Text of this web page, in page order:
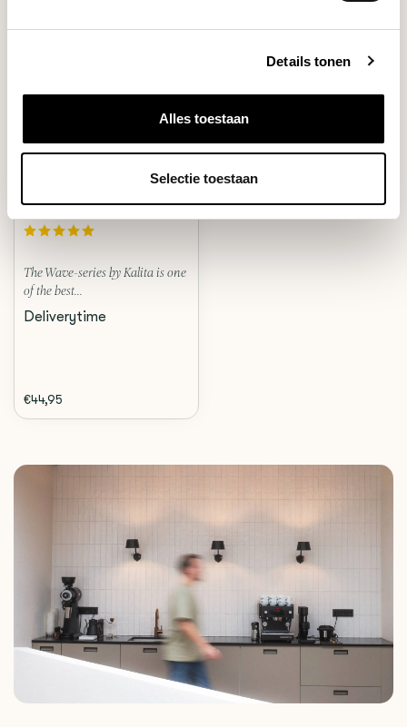
Details tonen
Alles toestaan
Selectie toestaan
(STAINLESS STEEL)
The Wave-series by Kalita is one
of the best...
Deliverytime
€44,95